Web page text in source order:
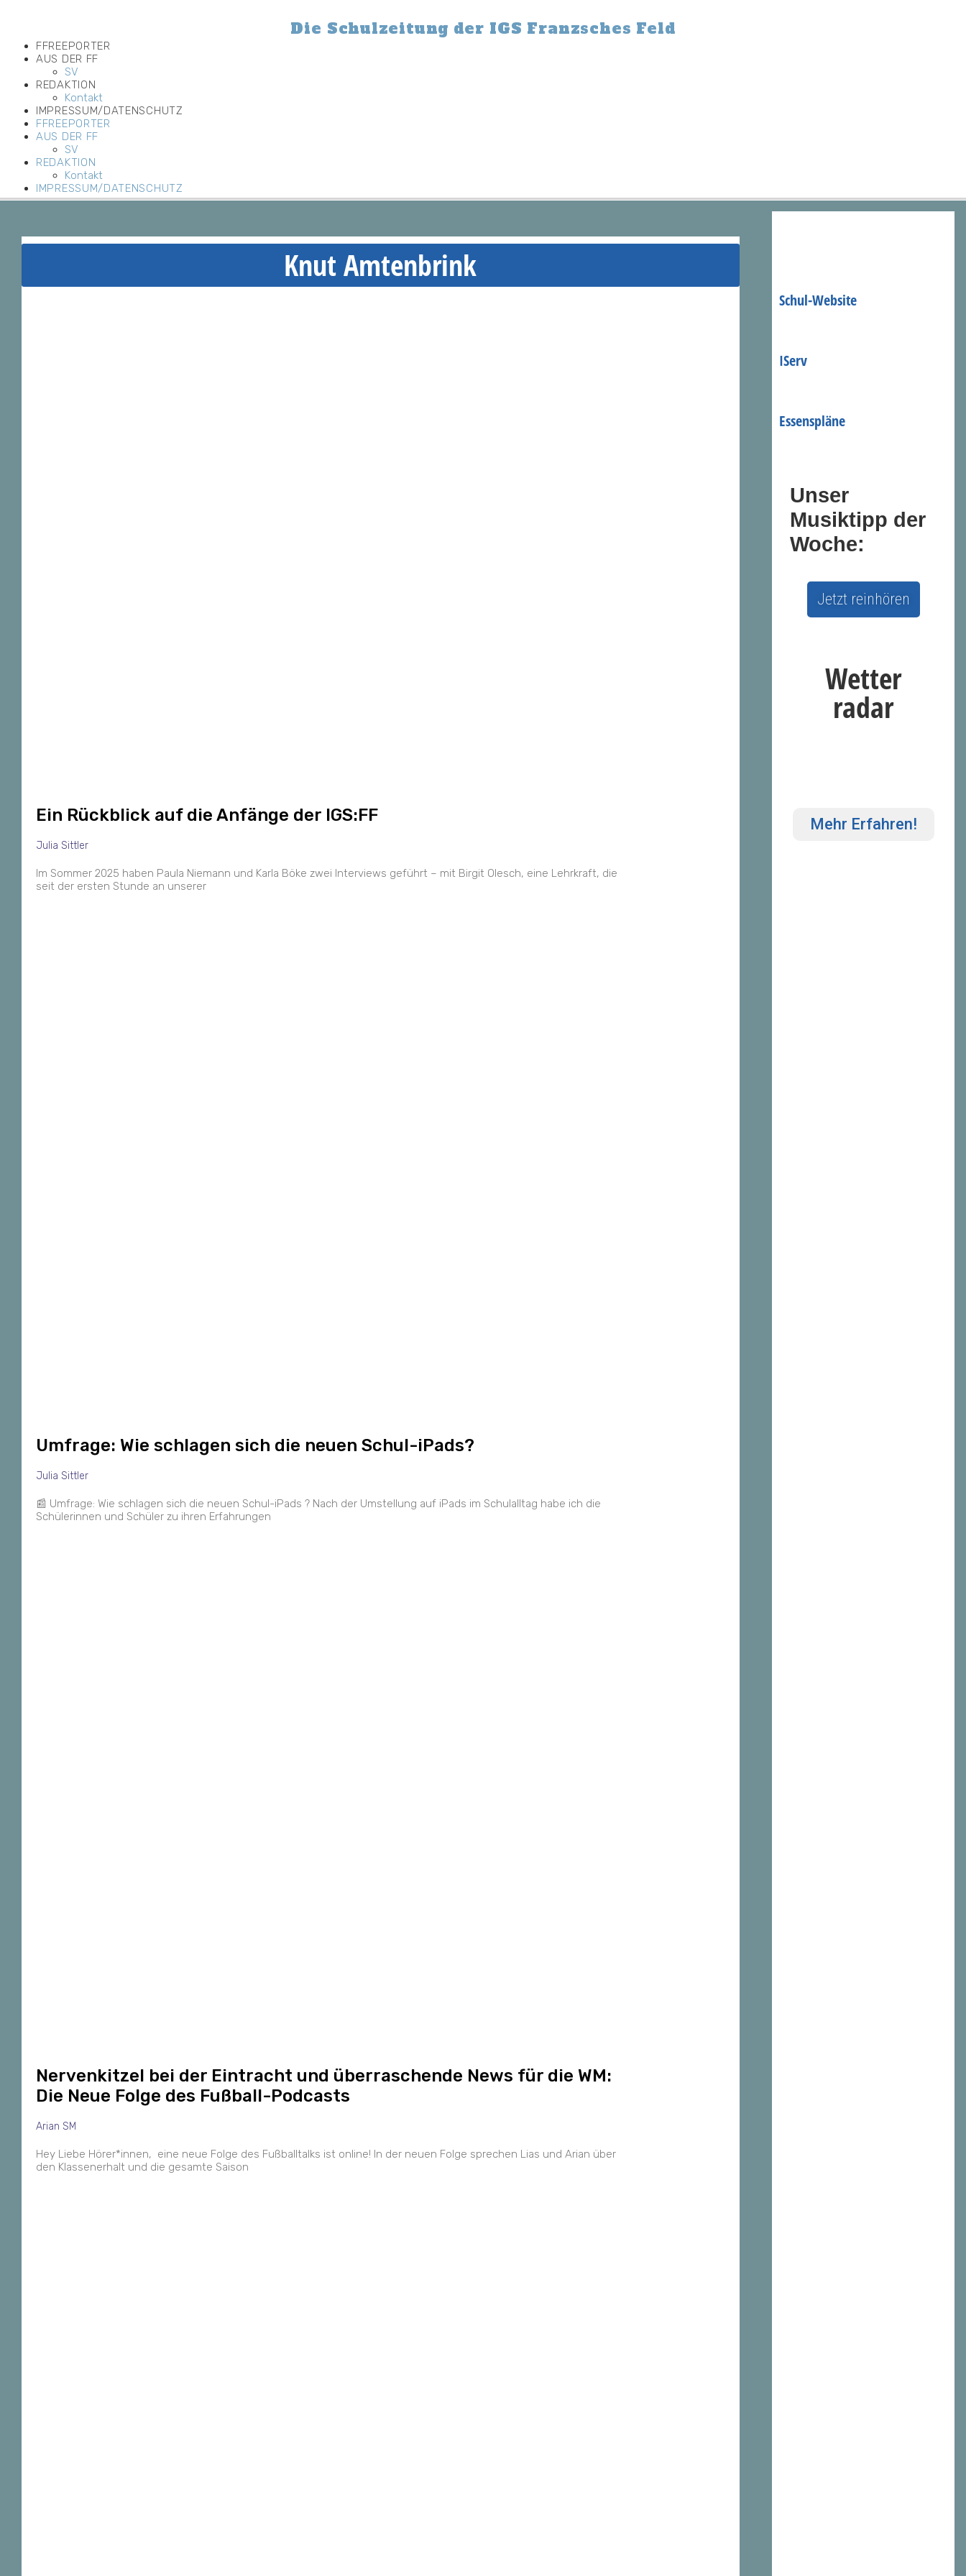
Die Schulzeitung der IGS Franzsches Feld
FFREEPORTER
AUS DER FF
SV
REDAKTION
Kontakt
IMPRESSUM/DATENSCHUTZ
FFREEPORTER
AUS DER FF
SV
REDAKTION
Kontakt
IMPRESSUM/DATENSCHUTZ
Knut Amtenbrink
Ein Rückblick auf die Anfänge der IGS:FF
Julia Sittler
Im Sommer 2025 haben Paula Niemann und Karla Böke zwei Interviews geführt – mit Birgit Olesch, eine Lehrkraft, die
seit der ersten Stunde an unserer
Umfrage: Wie schlagen sich die neuen Schul-iPads?
Julia Sittler
📰 Umfrage: Wie schlagen sich die neuen Schul-iPads ? Nach der Umstellung auf iPads im Schulalltag habe ich die
Schülerinnen und Schüler zu ihren Erfahrungen
Nervenkitzel bei der Eintracht und überraschende News für die WM:
Die Neue Folge des Fußball-Podcasts
Arian SM
Hey Liebe Hörer*innen, eine neue Folge des Fußballtalks ist online! In der neuen Folge sprechen Lias und Arian über
den Klassenerhalt und die gesamte Saison
Schul-Website
IServ
Essenspläne
Unser
Musiktipp der
Woche:
Jetzt reinhören
Wetter
radar
Mehr Erfahren!